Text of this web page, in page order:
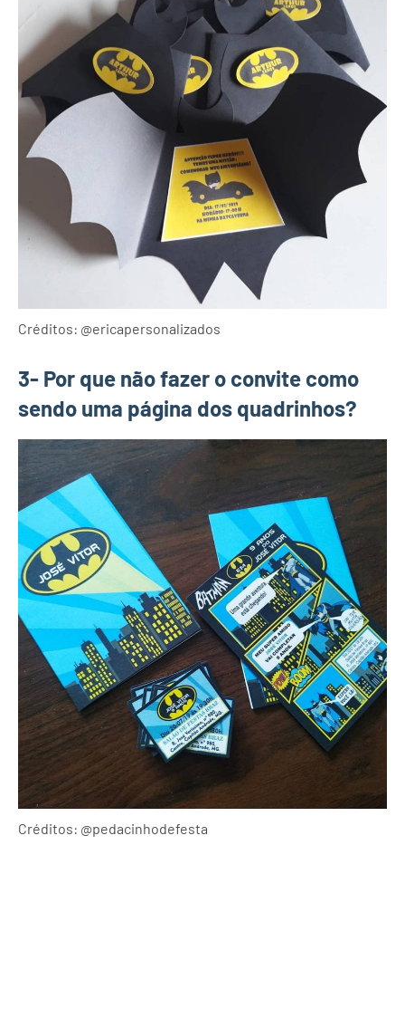
Créditos: @ericapersonalizados
3- Por que não fazer o convite como
sendo uma página dos quadrinhos?
Créditos: @pedacinhodefesta